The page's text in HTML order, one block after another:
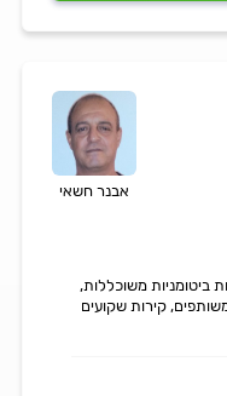
אבנר חשאי
ביטומניות משוכללות,
קירות שקועים